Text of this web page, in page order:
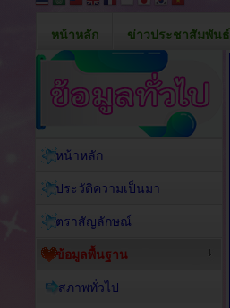
หน้าหลัก ข่าวประชาสัมพันธ์
หน้าหลัก
ประวัติความเป็นมา
ตราสัญลักษณ์
ข้อมูลพื้นฐาน
สภาพทั่วไป